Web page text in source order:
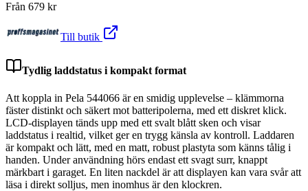
Från 679 kr
Till butik
Tydlig laddstatus i kompakt format
Att koppla in Pela 544066 är en smidig upplevelse – klämmorna
fäster distinkt och säkert mot batteripolerna, med ett diskret klick.
LCD-displayen tänds upp med ett svalt blått sken och visar
laddstatus i realtid, vilket ger en trygg känsla av kontroll. Laddaren
är kompakt och lätt, med en matt, robust plastyta som känns tålig i
handen. Under användning hörs endast ett svagt surr, knappt
märkbart i garaget. En liten nackdel är att displayen kan vara svår att
läsa i direkt solljus, men inomhus är den klockren.